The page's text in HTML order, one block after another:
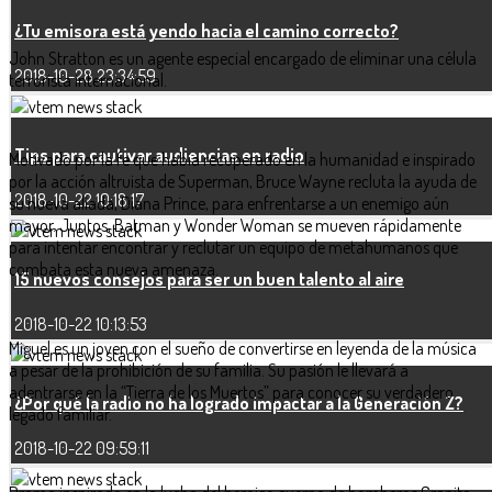
¿Tu emisora está yendo hacia el camino correcto?
2018-10-28 23:34:59
Tips para cautivar audiencias en radio
2018-10-22 10:18:17
15 nuevos consejos para ser un buen talento al aire
2018-10-22 10:13:53
¿Por qué la radio no ha logrado impactar a la Generación Z?
2018-10-22 09:59:11
John Stratton es un agente especial encargado de eliminar una célula
terrorista internacional.
Motivado por la fe que había recuperado en la humanidad e inspirado
por la acción altruista de Superman, Bruce Wayne recluta la ayuda de
su nueva aliada, Diana Prince, para enfrentarse a un enemigo aún
mayor. Juntos, Batman y Wonder Woman se mueven rápidamente
para intentar encontrar y reclutar un equipo de metahumanos que
combata esta nueva amenaza.
Miguel es un joven con el sueño de convertirse en leyenda de la música
a pesar de la prohibición de su familia. Su pasión le llevará a
adentrarse en la “Tierra de los Muertos” para conocer su verdadero
legado familiar.